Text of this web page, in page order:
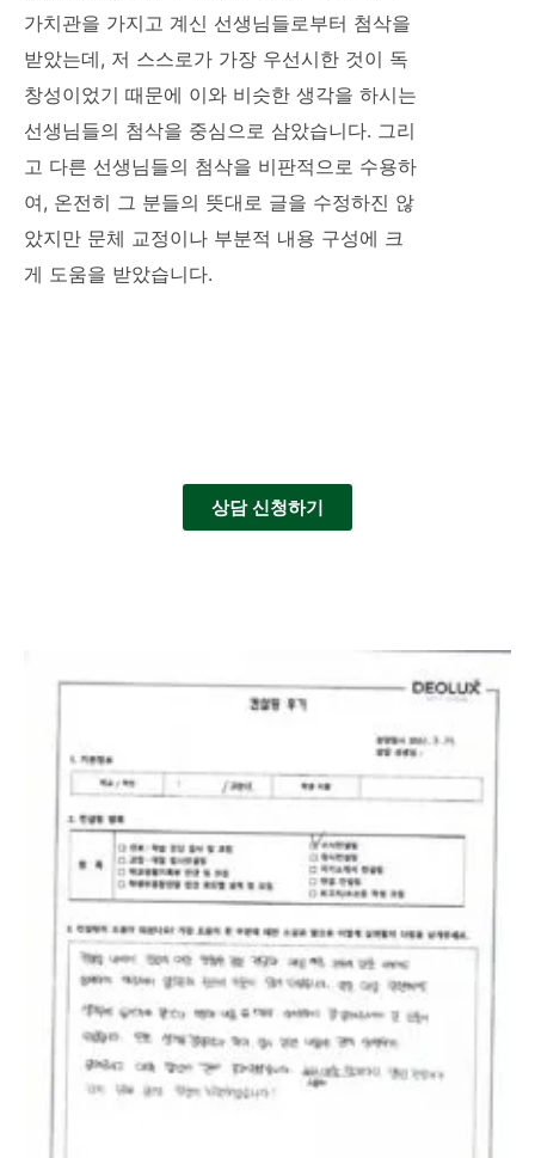
가치관을 가지고 계신 선생님들로부터 첨삭을
받았는데, 저 스스로가 가장 우선시한 것이 독
창성이었기 때문에 이와 비슷한 생각을 하시는
선생님들의 첨삭을 중심으로 삼았습니다. 그리
고 다른 선생님들의 첨삭을 비판적으로 수용하
여, 온전히 그 분들의 뜻대로 글을 수정하진 않
았지만 문체 교정이나 부분적 내용 구성에 크
게 도움을 받았습니다.
상담 신청하기